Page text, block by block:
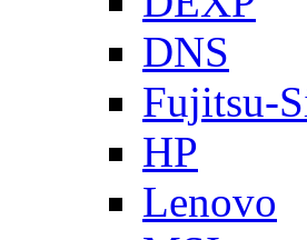
DNS
Fujitsu-
HP
Lenovo